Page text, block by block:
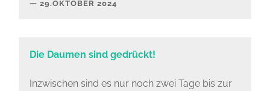
29.OKTOBER 2024
Die Daumen sind gedrückt!
Inzwischen sind es nur noch zwei Tage bis zur